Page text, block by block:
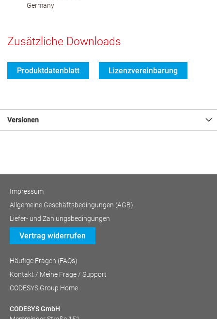
Germany
Zusätzliche Downloads
Produktdatenblatt Lizenzvereinbarung
Versionen
Impressum
Allgemeine Geschäftsbedingungen (AGB)
Liefer- und Zahlungsbedingungen
Vertrag widerrufen
Häufige Fragen (FAQs)
Kontakt / Meine Frage / Support
CODESYS Group Home
CODESYS GmbH